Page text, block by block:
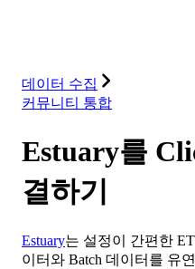
데이터 수집
커뮤니티 통합
Estuary를
결하기
Estuary는 설정이 간편한
이터와 Batch 데이터를 유